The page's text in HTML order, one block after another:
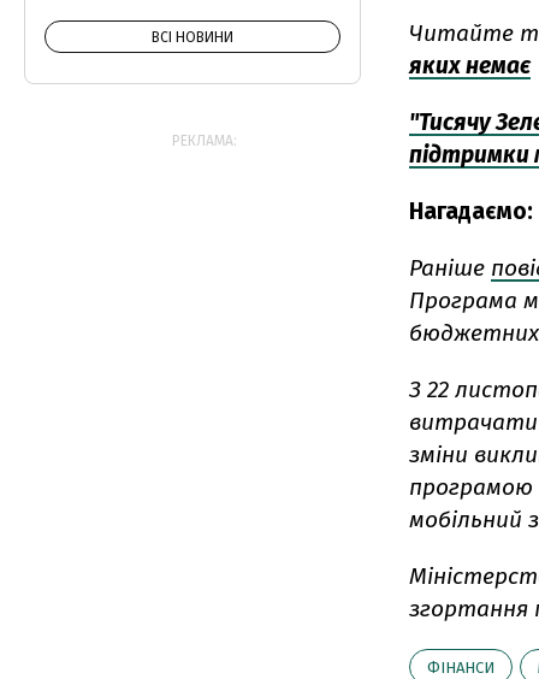
Читайте
яких немає
"Тисячу
підтримки
Нагадаємо:
Раніше
Програма
З 22
витрачати
зміни
програмою
мобільний
згортання
ФІНАНСИ
ВСІ НОВИНИ
РЕКЛАМА: